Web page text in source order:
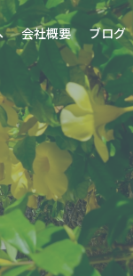
会社概要 ブログ